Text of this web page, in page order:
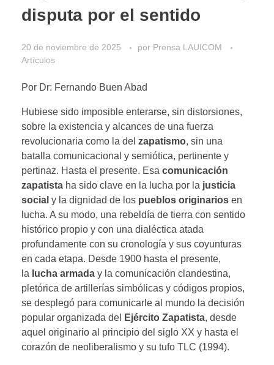
disputa por el sentido
20 de noviembre de 2025 por Prensa LAUICOM
Artículos
Por Dr: Fernando Buen Abad
Hubiese sido imposible enterarse, sin distorsiones,
sobre la existencia y alcances de una fuerza
revolucionaria como la del zapatismo, sin una
batalla comunicacional y semiótica, pertinente y
pertinaz. Hasta el presente. Esa comunicación
zapatista ha sido clave en la lucha por la justicia
social y la dignidad de los pueblos originarios en
lucha. A su modo, una rebeldía de tierra con sentido
histórico propio y con una dialéctica atada
profundamente con su cronología y sus coyunturas
en cada etapa. Desde 1900 hasta el presente,
la lucha armada y la comunicación clandestina,
pletórica de artillerías simbólicas y códigos propios,
se desplegó para comunicarle al mundo la decisión
popular organizada del
Ejército Zapatista, desde
aquel originario al principio del siglo XX y hasta el
corazón de neoliberalismo y su tufo TLC (1994).